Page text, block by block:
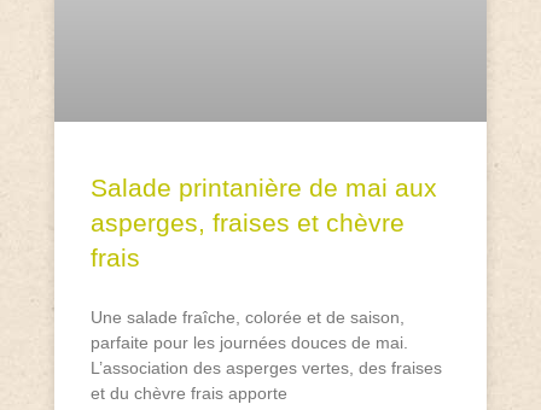
Salade printanière de mai aux
asperges, fraises et chèvre
frais
Une salade fraîche, colorée et de saison,
parfaite pour les journées douces de mai.
L’association des asperges vertes, des fraises
et du chèvre frais apporte